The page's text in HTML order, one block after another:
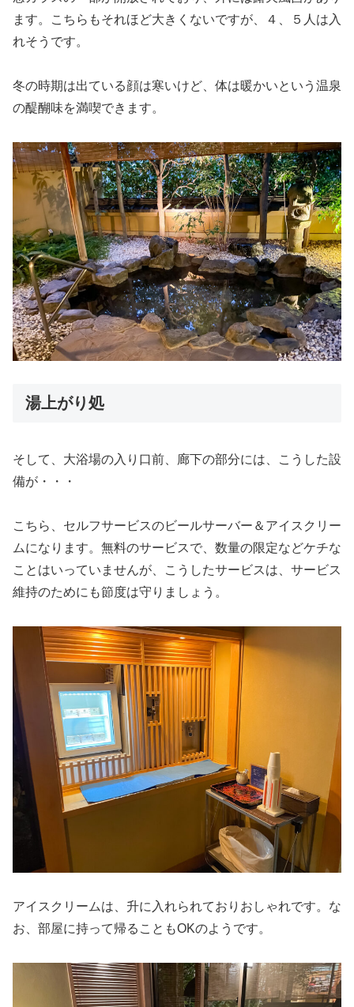
ます。こちらもそれほど大きくないですが、４、５人は入
れそうです。
冬の時期は出ている顔は寒いけど、体は暖かいという温泉
の醍醐味を満喫できます。
湯上がり処
そして、大浴場の入り口前、廊下の部分には、こうした設
備が・・・
こちら、セルフサービスのビールサーバー＆アイスクリー
ムになります。無料のサービスで、数量の限定などケチな
ことはいっていませんが、こうしたサービスは、サービス
維持のためにも節度は守りましょう。
アイスクリームは、升に入れられておりおしゃれです。な
お、部屋に持って帰ることもOKのようです。